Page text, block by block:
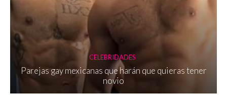
CELEBRIDADES
Parejas gay mexicanas que harán que quieras tener
novio